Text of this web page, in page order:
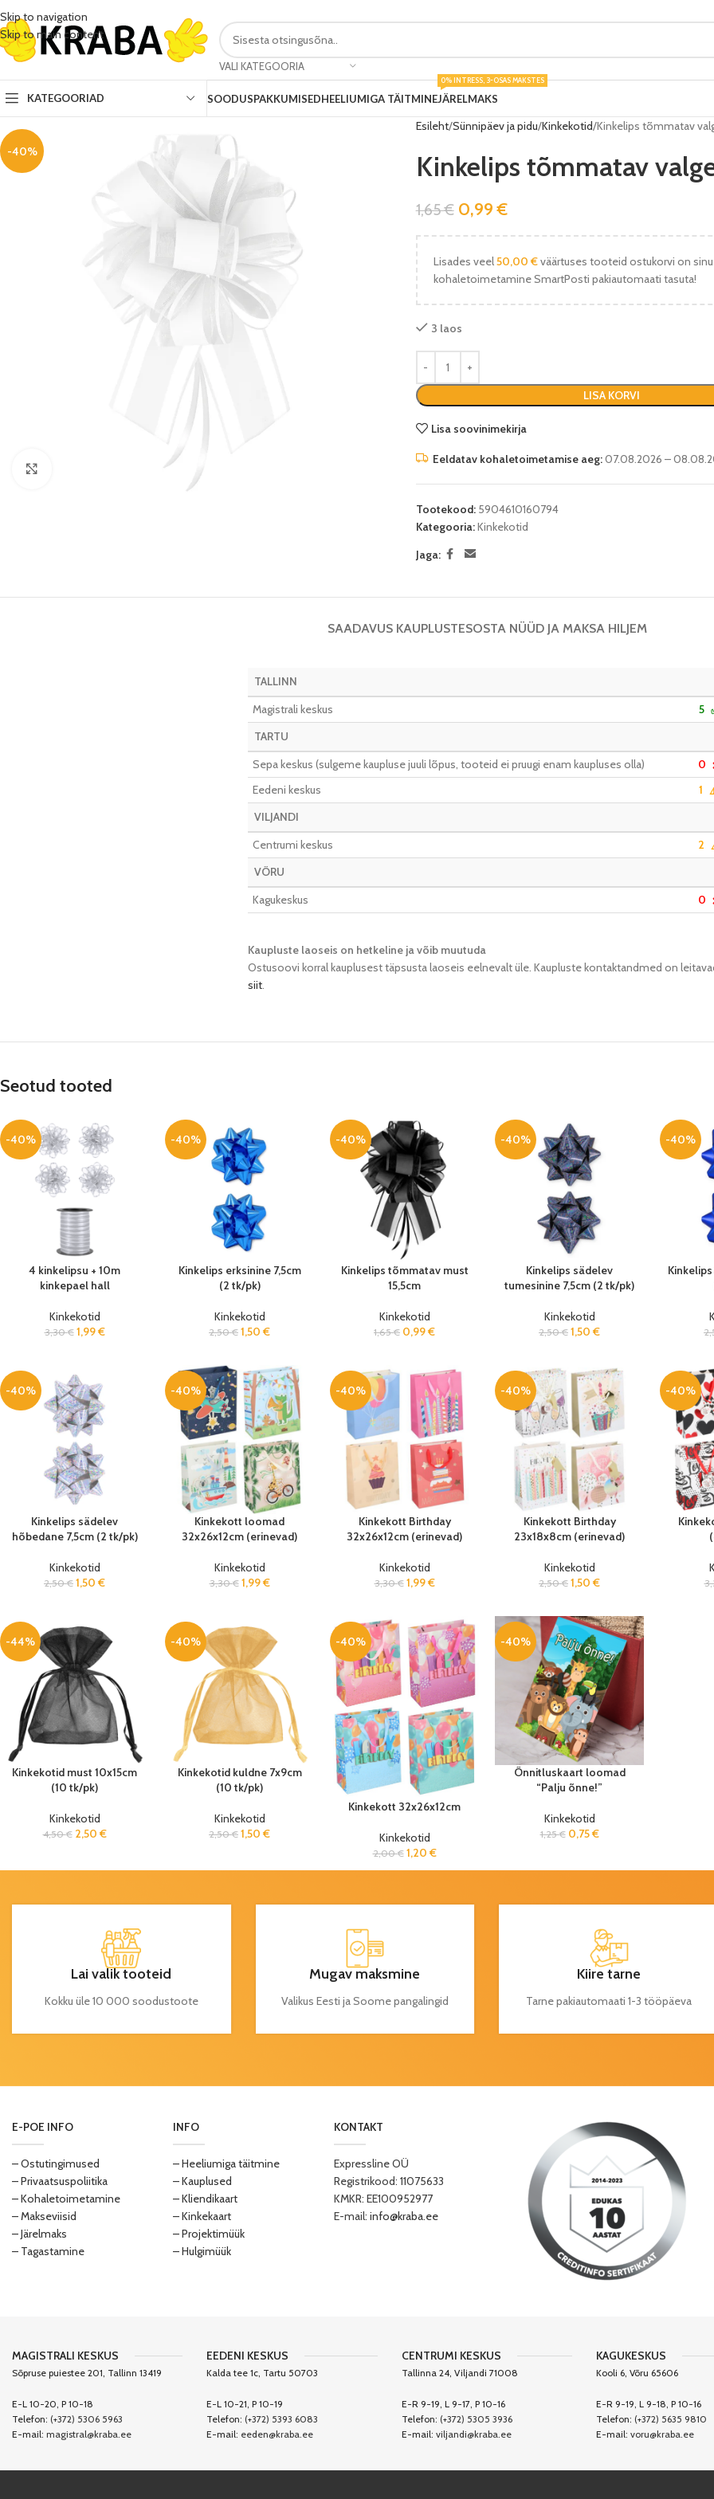
Skip to navigation
Skip to main content
VALI KATEGOORIA
KATEGOORIAD SOODUSPAKKUMISEDHEELIUMIGA TÄITMINEJÄRELMAKS
0% INTRESS, 3-OSAS MAKSTES
-40%
Esileht Sünnipäev ja pidu Kinkekotid Kinkelips tõmmatav
Kinkelips tõmmatav
1,65€ 0,99€
Lisades veel50,00 €väärtuses tooteid ostukorvi on
kohaletoimetamine SmartPosti pakiautomaati tasuta!
3 laos
LISA KORVI
Lisa soovinimekirja
Eeldatav kohaletoimetamise aeg:07.08.2026 –
Tootekood: 5904610160794
Kategooria:Kinkekotid
Jaga:
SAADAVUS KAUPLUSTESOSTA NÜÜD JA MAKSA HILJEM
TALLINN
Magistrali keskus
5
TARTU
Sepa keskus (sulgeme kaupluse juuli lõpus, tooteid ei pruugi enam kaupluses olla)
0
Eedeni keskus 1
VILJANDI
Centrumi keskus
2
VÕRU
Kagukeskus
0
Kaupluste laoseis on hetkeline ja võib muutuda​
Ostusoovi korral kauplusest täpsusta laoseis eelnevalt üle. Kaupluste kontaktandmed on
siit.
Seotud tooted
-40%
4 kinkelipsu + 10m
kinkepael hall
Kinkekotid
3,30€ 1,99€
-40%
Kinkelips erksinine 7,5cm
(2 tk/pk)
Kinkekotid
2,50€ 1,50 €
-40%
Kinkelips tõmmatav must
15,5cm
Kinkekotid
1,65€ 0,99€
-40%
Kinkelips sädelev
tumesinine 7,5cm (2 tk/pk)
Kinkekotid
2,50€ 1,50 €
-40%
-40%
Kinkelips sädelev
hõbedane 7,5cm (2 tk/pk)
Kinkekotid
2,50€ 1,50 €
-40%
Kinkekott loomad
32x26x12cm (erinevad)
Kinkekotid
3,30€ 1,99€
-40%
Kinkekott Birthday
32x26x12cm (erinevad)
Kinkekotid
3,30€ 1,99€
-40%
Kinkekott Birthday
23x18x8cm (erinevad)
Kinkekotid
2,50€ 1,50 €
-40%
-44%
Kinkekotid must 10x15cm
(10 tk/pk)
Kinkekotid
4,50€ 2,50 €
-40%
Kinkekotid kuldne 7x9cm
(10 tk/pk)
Kinkekotid
2,50€ 1,50 €
-40%
Kinkekott 32x26x12cm
Kinkekotid
2,00€ 1,20 €
-40%
Õnnitluskaart loomad
“Palju õnne!”
Kinkekotid
1,25€ 0,75€
Lai valik tooteid
Kokku üle 10 000 soodustoote
Mugav maksmine
Valikus Eesti ja Soome pangalingid
Kiire tarne
Tarne pakiautomaati 1-3 tööpäeva
E-POE INFO
– Ostutingimused
– Privaatsuspoliitika
– Kohaletoimetamine
– Makseviisid
– Järelmaks
– Tagastamine
INFO
– Heeliumiga täitmine
– Kauplused
– Kliendikaart
– Kinkekaart
– Projektimüük
– Hulgimüük
KONTAKT
Expressline OÜ
Registrikood: 11075633
KMKR: EE100952977
E-mail: info@kraba.ee
MAGISTRALI KESKUS
Sõpruse puiestee 201, Tallinn 13419
E-L 10-20, P 10-18
Telefon: (+372) 5306 5963
E-mail: magistral@kraba.ee
EEDENI KESKUS
Kalda tee 1c, Tartu 50703
E-L 10-21, P 10-19
Telefon: (+372) 5393 6083
E-mail: eeden@kraba.ee
CENTRUMI KESKUS
Tallinna 24, Viljandi 71008
E-R 9-19, L 9-17, P 10-16
Telefon: (+372) 5305 3936
E-mail: viljandi@kraba.ee
KAGUKESKUS
Kooli 6, Võru 65606
E-R 9-19, L 9-18, P 10-16
Telefon: (+372) 5635 9810
E-mail:voru@kraba.ee